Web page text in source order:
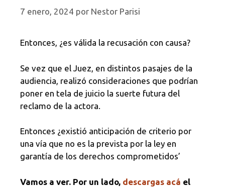
7 enero, 2024 por Nestor Parisi
Entonces, ¿es válida la recusación con causa?
Se vez que el Juez, en distintos pasajes de la
audiencia, realizó consideraciones que podrían
poner en tela de juicio la suerte futura del
reclamo de la actora.
Entonces ¿existió anticipación de criterio por
una vía que no es la prevista por la ley en
garantía de los derechos comprometidos’
Vamos a ver. Por un lado, descargas acá el